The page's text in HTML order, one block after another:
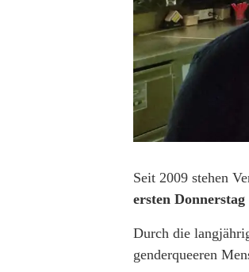
Seit 2009 stehen
ersten
Durch die
genderqueeren